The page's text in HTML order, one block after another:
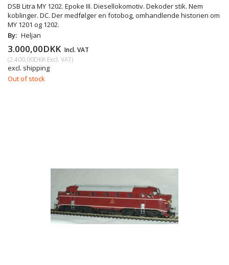
DSB Litra MY 1202. Epoke III. Diesellokomotiv. Dekoder stik. Nem
koblinger. DC. Der medfølger en fotobog, omhandlende historien om
MY 1201 og 1202.
By: Heljan
3.000,00DKK Incl. VAT
(2.400,00DKK Excl. VAT)
excl. shipping
Out of stock